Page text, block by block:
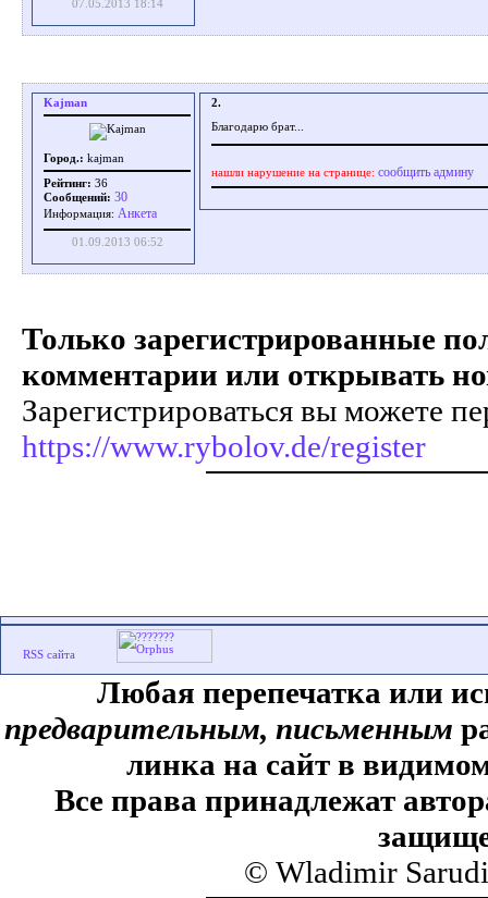
07.05.2013 18:14
Kajman
Город.: kajman
Рейтинг: 36
Сообщений: 30
Информация: Aнкета
01.09.2013 06:52
2.
Благодарю брат...
нашли нарушение на странице: сообщить админу
Только зарегистрированные
комментарии или открывать
Зарегистрироваться вы можете
https://www.rybolov.de/register
Любая перепечатка или
предварительным, письменным
линка на сайт в
Все права принадлежат
© Wladimir